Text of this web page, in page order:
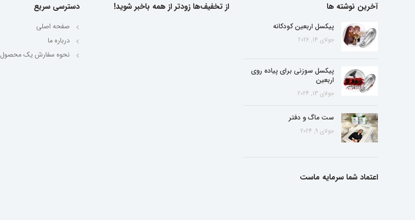
آخرین نوشته ها
پیکسل اربعین کودکانه
جولای 14, 2026
پیکسل سوزنی برای پیاده روی
اربعین
جولای 13, 2024
ست ماگ و دفتر
جولای 9, 2024
اعتماد شما سرمایه ماست
از تخفیف‌ها زودتر از همه باخبر شوید! دسترسی سریع
صفحه اصلی
درباره ما
نحوه سفارش یک محصول